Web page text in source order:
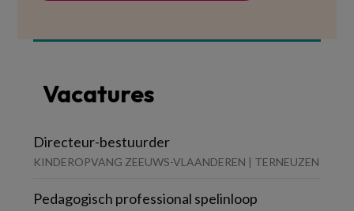
Vacatures
Directeur-bestuurder
KINDEROPVANG ZEEUWS-VLAANDEREN | TERNEUZEN
Pedagogisch professional spelinloop